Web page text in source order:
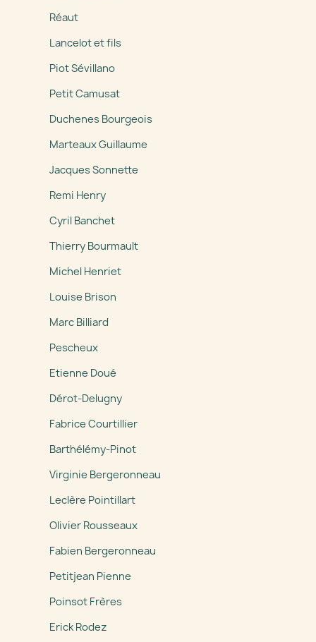
Réaut
Lancelot et fils
Piot Sévillano
Petit Camusat
Duchenes Bourgeois
Marteaux Guillaume
Jacques Sonnette
Remi Henry
Cyril Banchet
Thierry Bourmault
Michel Henriet
Louise Brison
Marc Billiard
Pescheux
Etienne Doué
Dérot-Delugny
Fabrice Courtillier
Barthélémy-Pinot
Virginie Bergeronneau
Leclère Pointillart
Olivier Rousseaux
Fabien Bergeronneau
Petitjean Pienne
Poinsot Frères
Erick Rodez